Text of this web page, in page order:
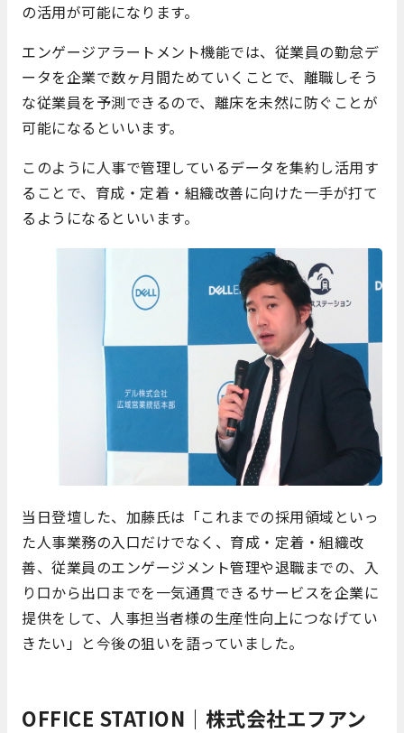
の活用が可能になります。
エンゲージアラートメント機能では、従業員の勤怠デ
ータを企業で数ヶ月間ためていくことで、離職しそう
な従業員を予測できるので、離床を未然に防ぐことが
可能になるといいます。
このように人事で管理しているデータを集約し活用す
ることで、育成・定着・組織改善に向けた一手が打て
るようになるといいます。
当日登壇した、加藤氏は「これまでの採用領域といっ
た人事業務の入口だけでなく、育成・定着・組織改
善、従業員のエンゲージメント管理や退職までの、入
り口から出口までを一気通貫できるサービスを企業に
提供をして、人事担当者様の生産性向上につなげてい
きたい」と今後の狙いを語っていました。
OFFICE STATION｜株式会社エフアン